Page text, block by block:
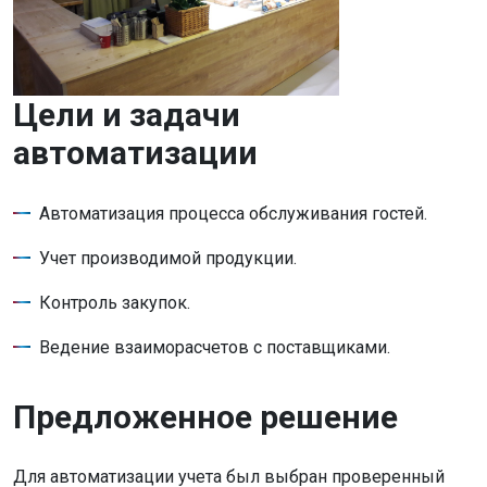
Цели и задачи
автоматизации
Автоматизация процесса обслуживания гостей.
Учет производимой продукции.
Контроль закупок.
Ведение взаиморасчетов с поставщиками.
Предложенное решение
Для автоматизации учета был выбран проверенный